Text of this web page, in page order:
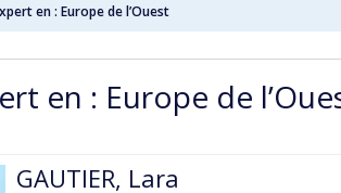
en : Europe de l’Ouest
en : Europe de
GAUTIER, Lara